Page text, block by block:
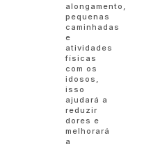
alongamento,
pequenas
caminhadas
e
atividades
físicas
com os
idosos,
isso
ajudará a
reduzir
dores e
melhorará
a